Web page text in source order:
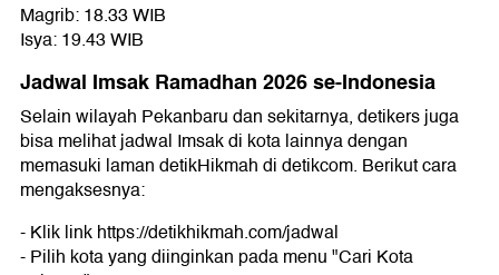
Magrib: 18.33 WIB
Isya: 19.43 WIB
Jadwal Imsak Ramadhan 2026 se-Indonesia
Selain wilayah Pekanbaru dan sekitarnya, detikers juga
bisa melihat jadwal Imsak di kota lainnya dengan
memasuki laman detikHikmah di detikcom. Berikut cara
mengaksesnya:
- Klik link https://detikhikmah.com/jadwal
- Pilih kota yang diinginkan pada menu "Cari Kota